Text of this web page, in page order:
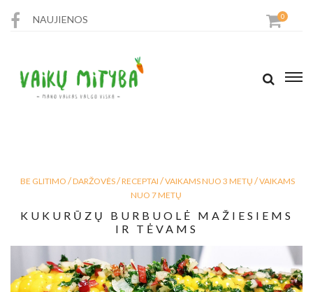
NAUJIENOS 0
BE GLITIMO /DARŽOVĖS/RECEPTAI /VAIKAMS NUO 3 METŲ /VAIKAMS
NUO 7 METŲ
KUKURŪZŲ BURBUOLĖ MAŽIESIEMS
IR TĖVAMS